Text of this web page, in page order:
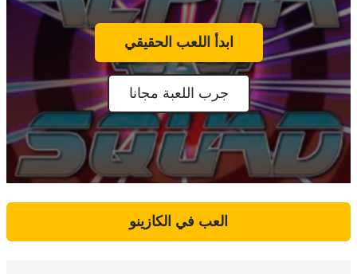
ابدأ اللعب الحقيقي
جرب اللعبة مجانا
العب في الكازينو